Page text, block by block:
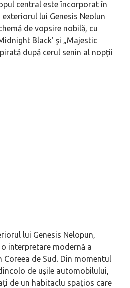
central este încorporat în
lui Genesis Neolun
de vopsire nobilă, cu
Black' și „Majestic
după cerul senin al nopții
lui Genesis Nelopun,
interpretare modernă a
de Sud. Din momentul
de ușile automobilului,
de un habitaclu spațios care